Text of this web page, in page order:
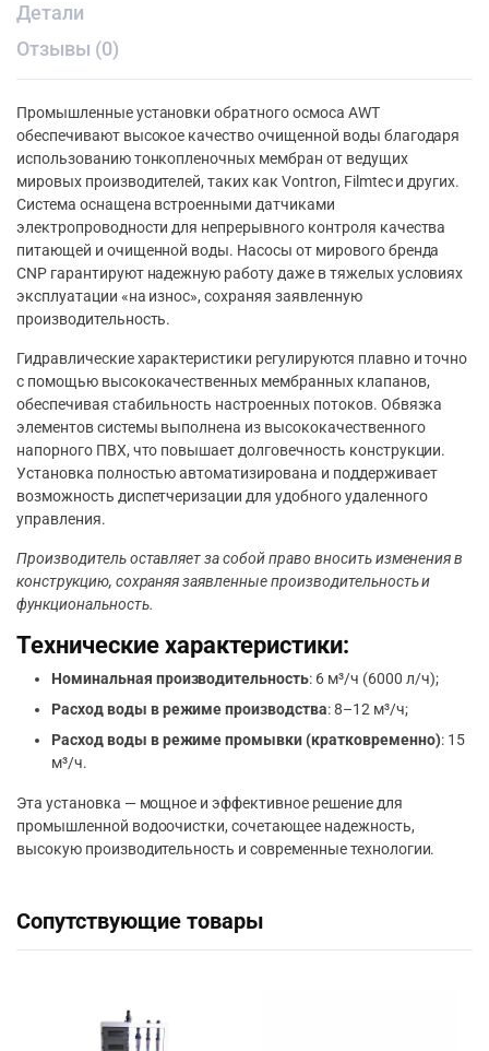
Детали
Отзывы (0)
Промышленные установки обратного осмоса AWT
обеспечивают высокое качество очищенной воды благодаря
использованию тонкопленочных мембран от ведущих
мировых производителей, таких как Vontron, Filmtec и других.
Система оснащена встроенными датчиками
электропроводности для непрерывного контроля качества
питающей и очищенной воды. Насосы от мирового бренда
CNP гарантируют надежную работу даже в тяжелых условиях
эксплуатации «на износ», сохраняя заявленную
производительность.
Гидравлические характеристики регулируются плавно и точно
с помощью высококачественных мембранных клапанов,
обеспечивая стабильность настроенных потоков. Обвязка
элементов системы выполнена из высококачественного
напорного ПВХ, что повышает долговечность конструкции.
Установка полностью автоматизирована и поддерживает
возможность диспетчеризации для удобного удаленного
управления.
Производитель оставляет за собой право вносить изменения в
конструкцию, сохраняя заявленные производительность и
функциональность.
Технические характеристики:
Номинальная производительность: 6 м³/ч (6000 л/ч);
Расход воды в режиме производства: 8–12 м³/ч;
Расход воды в режиме промывки (кратковременно): 15
м³/ч.
Эта установка — мощное и эффективное решение для
промышленной водоочистки, сочетающее надежность,
высокую производительность и современные технологии.
Сопутствующие товары